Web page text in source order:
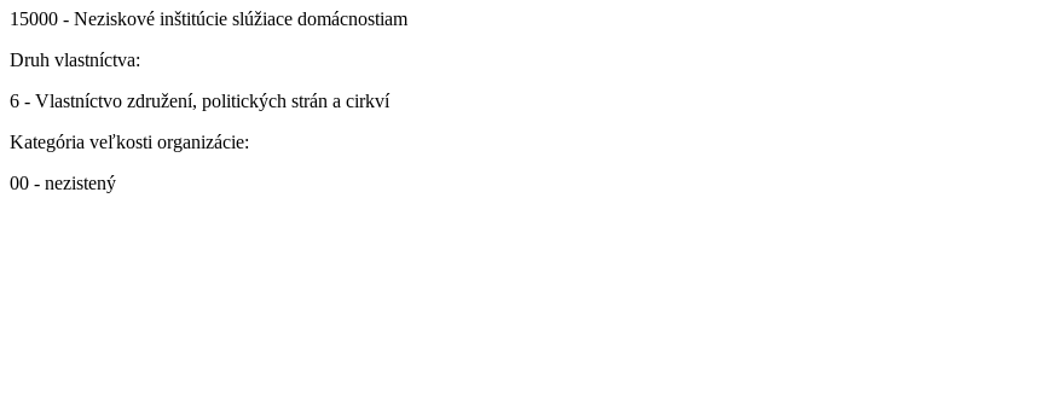
15000 - Neziskové inštitúcie slúžiace domácnostiam
Druh vlastníctva:
6 - Vlastníctvo združení, politických strán a cirkví
Kategória veľkosti organizácie:
00 - nezistený